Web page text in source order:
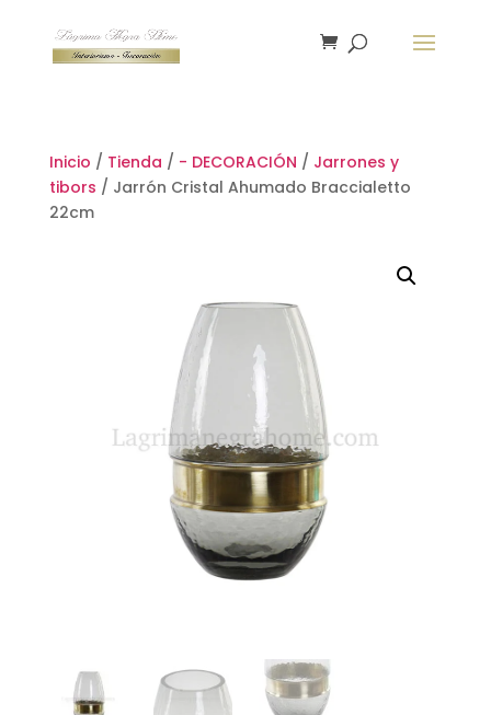
Inicio / Tienda / - DECORACIÓN / Jarrones y
tibors / Jarrón Cristal Ahumado Braccialetto
22cm